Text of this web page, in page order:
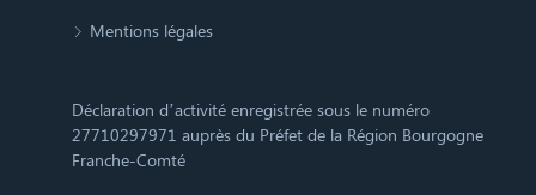
Mentions légales
Déclaration d’activité enregistrée sous le numéro
27710297971 auprès du Préfet de la Région Bourgogne
Franche-Comté